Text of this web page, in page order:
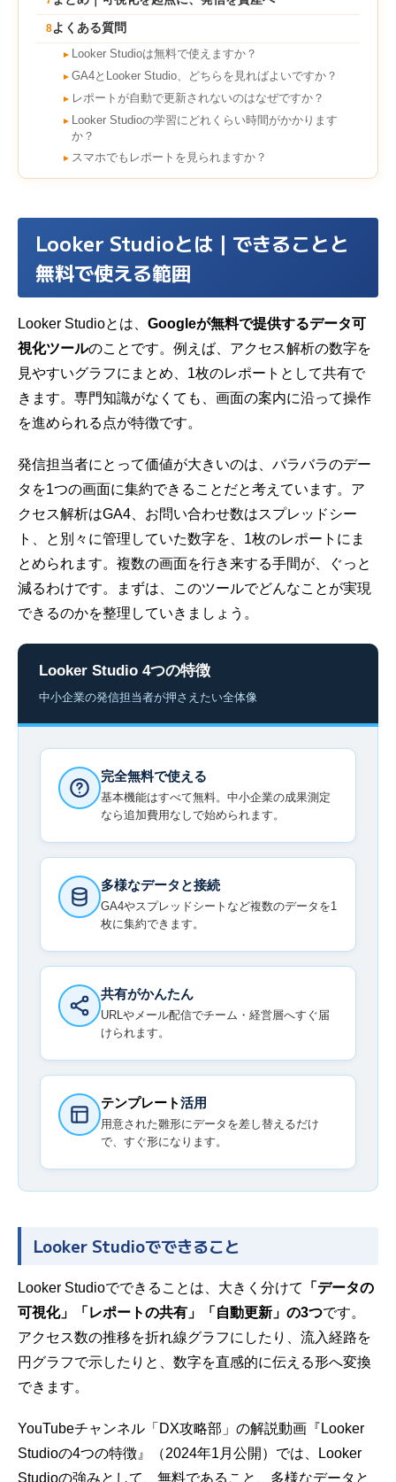
8よくある質問
► Looker Studioは無料で使えますか？
► GA4とLooker Studio、どちらを見ればよいですか？
► レポートが自動で更新されないのはなぜですか？
► Looker Studioの学習にどれくらい時間がかかります
か？
► スマホでもレポートを見られますか？
Looker Studioとは｜できることと
無料で使える範囲
Looker Studioとは、 Googleが無料で提供するデータ可
視化ツールのことです。例えば、アクセス解析の数字を
見やすいグラフにまとめ、1枚のレポートとして共有で
きます。専門知識がなくても、画面の案内に沿って操作
を進められる点が特徴です。
発信担当者にとって価値が大きいのは、バラバラのデー
タを1つの画面に集約できることだと考えています。ア
クセス解析はGA4、お問い合わせ数はスプレッドシー
ト、と別々に管理していた数字を、1枚のレポートにま
とめられます。複数の画面を行き来する手間が、ぐっと
減るわけです。まずは、このツールでどんなことが実現
できるのかを整理していきましょう。
Looker Studio 4つの特徴
中小企業の発信担当者が押さえたい全体像
完全無料で使える
基本機能はすべて無料。中小企業の成果測定
なら追加費用なしで始められます。
多様なデータと接続
GA4やスプレッドシートなど複数のデータを1
枚に集約できます。
共有がかんたん
URLやメール配信でチーム・経営層へすぐ届
けられます。
テンプレート活用
用意された雛形にデータを差し替えるだけ
で、すぐ形になります。
Looker Studioでできること
Looker Studioでできることは、大きく分けて
「データの
可視化」「レポートの共有」「自動更新」の3つです。
アクセス数の推移を折れ線グラフにしたり、流入経路を
円グラフで示したりと、数字を直感的に伝える形へ変換
できます。
YouTubeチャンネル「DX攻略部」の解説動画『Looker
Studioの4つの特徴』（2024年1月公開）では、Looker
Studioの強みとして、無料であること、多様なデータと